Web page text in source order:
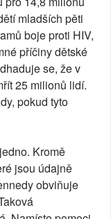
mladších pěti
boje proti HIV,
příčiny dětské
se, že v
25 milionů lidí.
pokud tyto
Kromě
jsou údajně
obviňuje